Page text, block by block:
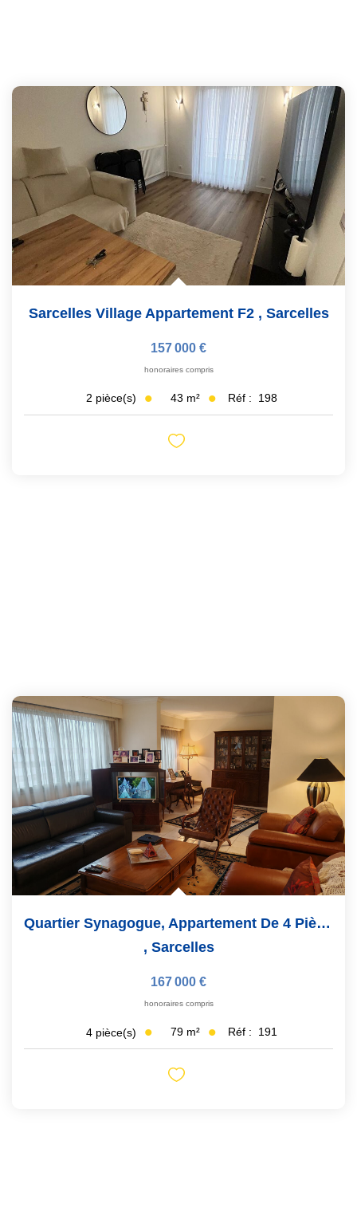
Sarcelles Village Appartement F2 , Sarcelles
157 000 €
honoraires compris
2 pièce(s) 43 m² Réf : 198
Quartier Synagogue, Appartement De 4 Pièces
, Sarcelles
167 000 €
honoraires compris
4 pièce(s) 79 m² Réf : 191